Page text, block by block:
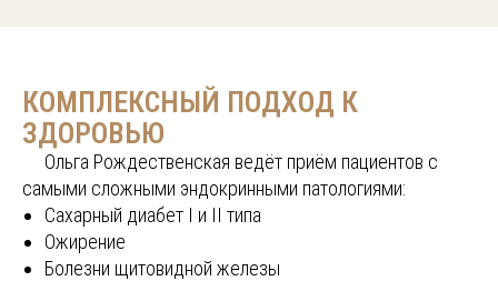
КОМПЛЕКСНЫЙ ПОДХОД К
ЗДОРОВЬЮ
Ольга Рождественская ведёт приём пациентов с
самыми сложными эндокринными патологиями:
Сахарный диабет I и II типа
Ожирение
Болезни щитовидной железы